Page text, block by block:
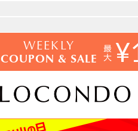
WEEKLY
COUPON & SALE ¥